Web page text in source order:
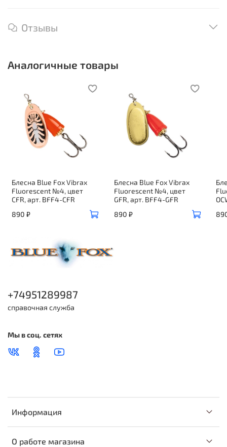
Отзывы
Аналогичные товары
Блесна Blue Fox Vibrax
Fluorescent №4, цвет
CFR, арт. BFF4-CFR
890 ₽
Блесна Blue Fox Vibrax
Fluorescent №4, цвет
GFR, арт. BFF4-GFR
890 ₽
Информация
О работе магазина
+74951289987
справочная служба
Мы в соц. сетях